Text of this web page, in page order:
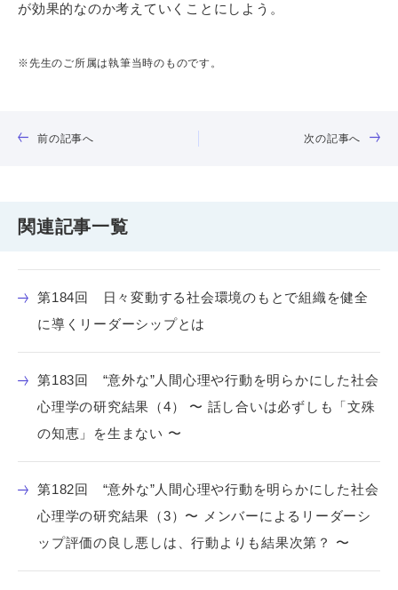
が効果的なのか考えていくことにしよう。
※先生のご所属は執筆当時のものです。
前の記事へ 次の記事へ
関連記事一覧
第184回 日々変動する社会環境のもとで組織を健全
に導くリーダーシップとは
第183回 “意外な”人間心理や行動を明らかにした社会
心理学の研究結果（4） 〜 話し合いは必ずしも「文殊
の知恵」を生まない 〜
第182回 “意外な”人間心理や行動を明らかにした社会
心理学の研究結果（3）〜 メンバーによるリーダーシ
ップ評価の良し悪しは、行動よりも結果次第？ 〜